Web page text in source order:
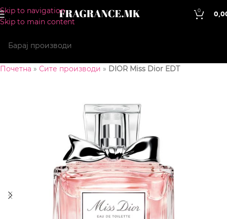
Skip to navigation
Skip to main content
0
Почетна » Сите производи » DIOR Miss Dior EDT